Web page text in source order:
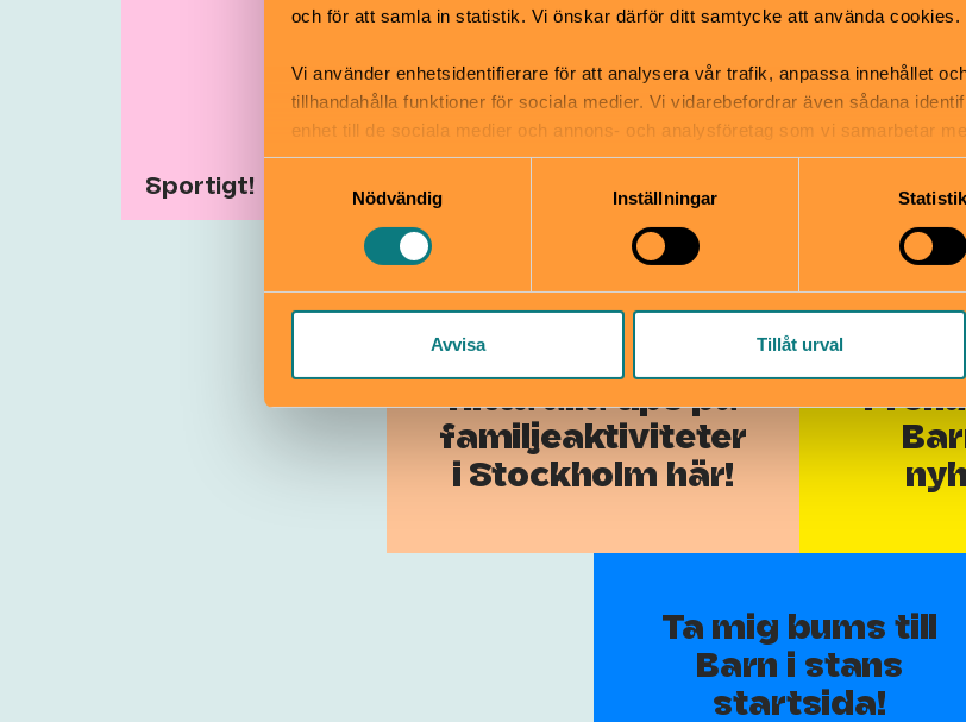
och för att samla in statistik. Vi önskar därför ditt samtycke att använda cookies.
Vi använder enhetsidentifierare för att analysera vår trafik, anpassa innehållet
tillhandahålla funktioner för sociala medier. Vi vidarebefordrar även sådana
enhet till de sociala medier och annons- och analysföretag som vi samarbetar
informationen med annan information som du har tillhandahållit eller som de har
Nödvändig
Inställningar Statistik
Avvisa Tillåt urval
Sportigt!
Hitta alla tips på
familjeaktiviteter
i Stockholm här!
Ta mig bums till
Barn i stans
startsida!